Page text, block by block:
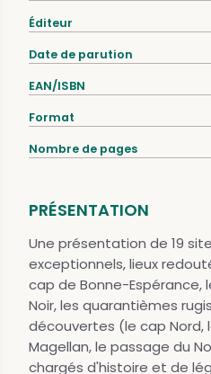
Éditeur
Date de parution
EAN/ISBN
Format
Nombre de pages
PRÉSENTATION
Une présentation de 19
exceptionnels, lieux
cap de Bonne-Espérance,
Noir, les quarantièmes
découvertes (le cap
Magellan, le passage du
chargés d'histoire et de